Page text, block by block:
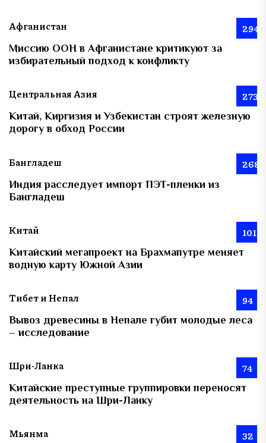
Афганистан 294
Миссию ООН в Афганистане критикуют за
избирательный подход к конфликту
Центральная Азия 273
Китай, Киргизия и Узбекистан строят железную
дорогу в обход России
Бангладеш 268
Индия расследует импорт ПЭТ-пленки из
Бангладеш
Китай 101
Китайский мегапроект на Брахмапутре меняет
водную карту Южной Азии
Тибет и Непал 94
Вывоз древесины в Непале губит молодые леса
– исследование
Шри-Ланка 74
Китайские преступные группировки переносят
деятельность на Шри-Ланку
Мьянма 32